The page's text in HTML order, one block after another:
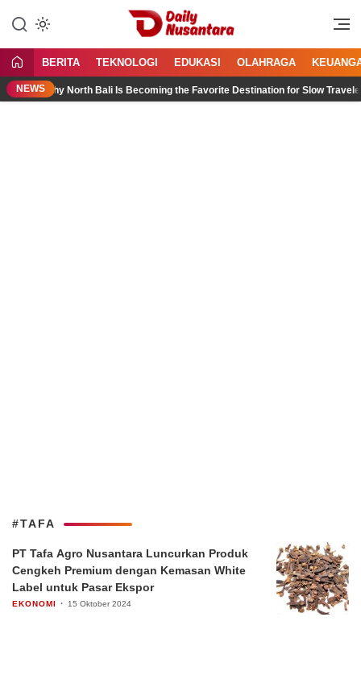
konten
Daily Nusantara
Menyajikan Fakta, Menginspirasi
BERITA TEKNOLOGI EDUKASI OLAHRAGA
NEWSWhy North Bali Is Becoming the Favorite Destination for Slow Travelers
#TAFA
PT Tafa Agro Nusantara Luncurkan Produk
Cengkeh Premium dengan Kemasan White
Label untuk Pasar Ekspor
EKONOMI 15 Oktober 2024